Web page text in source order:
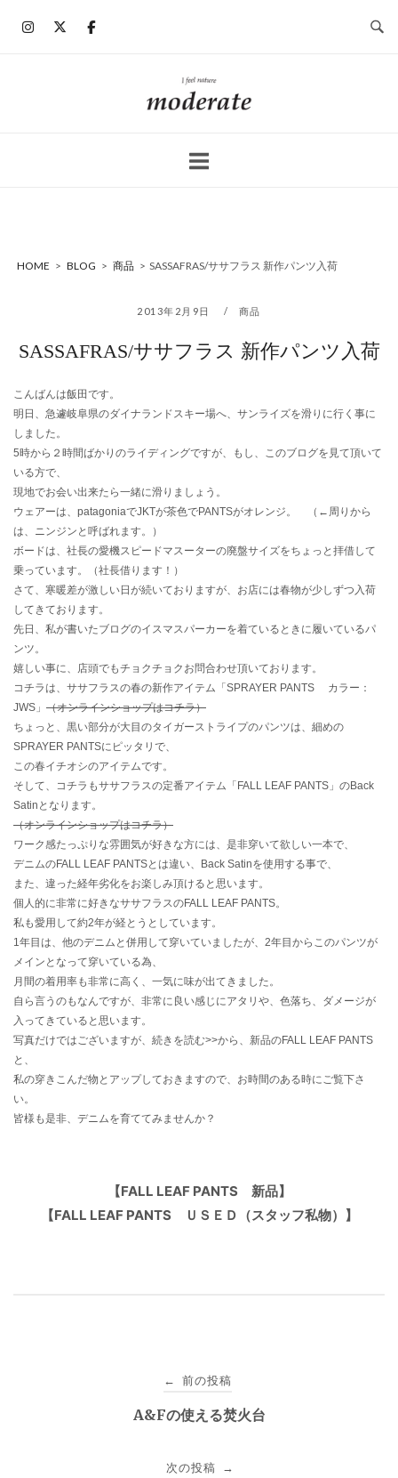
ホ
ー
HOME > BLOG > 商品 > SASSAFRAS/ササフラス 新作パンツ入荷
2013年2月9日 商品
SASSAFRAS/ササフラス 新作パンツ入荷
こんばんは飯田です。
明日、急遽岐阜県のダイナランドスキー場へ、サンライズを滑りに行く事に
しました。
5時から２時間ばかりのライディングですが、もし、このブログを見て頂いて
いる方で、
現地でお会い出来たら一緒に滑りましょう。
ウェアーは、patagoniaでJKTが茶色でPANTSがオレンジ。 （←周りから
は、ニンジンと呼ばれます。）
ボードは、社長の愛機スピードマスーターの廃盤サイズをちょっと拝借して
乗っています。（社長借ります！）
さて、寒暖差が激しい日が続いておりますが、お店には春物が少しずつ入荷
してきております。
先日、私が書いたブログのイスマスパーカーを着ているときに履いているパ
ンツ。
嬉しい事に、店頭でもチョクチョクお問合わせ頂いております。
コチラは、ササフラスの春の新作アイテム「SPRAYER PANTS カラー：
JWS」 （オンラインショップはコチラ）
ちょっと、黒い部分が大目のタイガーストライプのパンツは、細めの
SPRAYER PANTSにピッタリで、
この春イチオシのアイテムです。
そして、コチラもササフラスの定番アイテム「FALL LEAF PANTS」のBack
Satinとなります。
（オンラインショップはコチラ）
ワーク感たっぷりな雰囲気が好きな方には、是非穿いて欲しい一本で、
デニムのFALL LEAF PANTSとは違い、Back Satinを使用する事で、
また、違った経年劣化をお楽しみ頂けると思います。
個人的に非常に好きなササフラスのFALL LEAF PANTS。
私も愛用して約2年が経とうとしています。
1年目は、他のデニムと併用して穿いていましたが、2年目からこのパンツが
メインとなって穿いている為、
月間の着用率も非常に高く、一気に味が出てきました。
自ら言うのもなんですが、非常に良い感じにアタリや、色落ち、ダメージが
入ってきていると思います。
写真だけではございますが、続きを読む>>から、新品のFALL LEAF PANTS
と、
私の穿きこんだ物とアップしておきますので、お時間のある時にご覧下さ
い。
皆様も是非、デニムを育ててみませんか？
【FALL LEAF PANTS 新品】
【FALL LEAF PANTS ＵＳＥＤ（スタッフ私物）】
← 前の投稿
A&Fの使える焚火台
次の投稿 →